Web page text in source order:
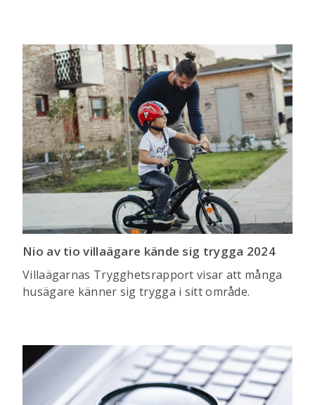
Nio av tio villaägare kände sig trygga 2024
Villaägarnas Trygghetsrapport visar att många
husägare känner sig trygga i sitt område.